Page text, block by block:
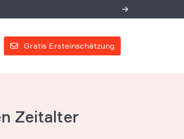
Gratis Ersteinschätzung
Zeitalter